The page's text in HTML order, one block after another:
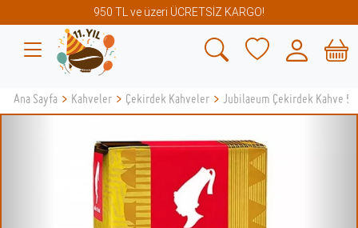
950 TL ve üzeri ÜCRETSİZ KARGO!
Ana Sayfa > Kahveler > Çekirdek Kahveler > Jubilaeum Çekirdek Kahve